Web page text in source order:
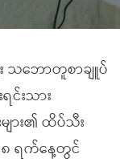
သဘောတူစာချူပ်
းသား
ား၏ ထိပ်သီး
ရက်နေ့တွင်